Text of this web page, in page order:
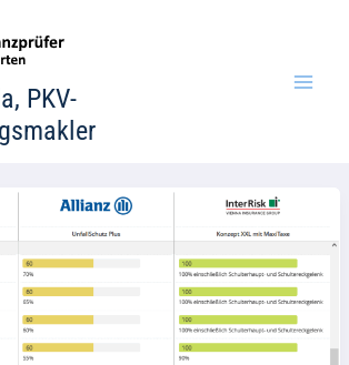
PKV-